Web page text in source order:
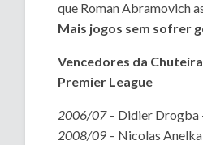
que Roman Abramovich
Mais jogos sem sofrer
Vencedores da
Premier League
2006/07– Didier Drogba
2008/09 – Nicolas